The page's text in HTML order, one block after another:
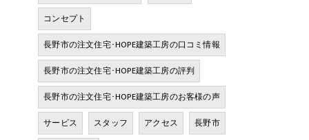
コンセプト
長野市の注文住宅･HOPE建築工房の口コミ情報
長野市の注文住宅･HOPE建築工房の評判
長野市の注文住宅･HOPE建築工房のお客様の声
サービス
スタッフ アクセス
長野市